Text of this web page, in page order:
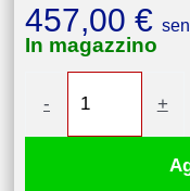
457,00 €
In magazzino
- +